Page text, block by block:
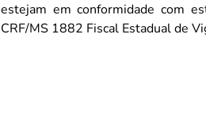
estejam em conformidade com esta resolução. Adam Macedo
CRF/MS 1882 Fiscal